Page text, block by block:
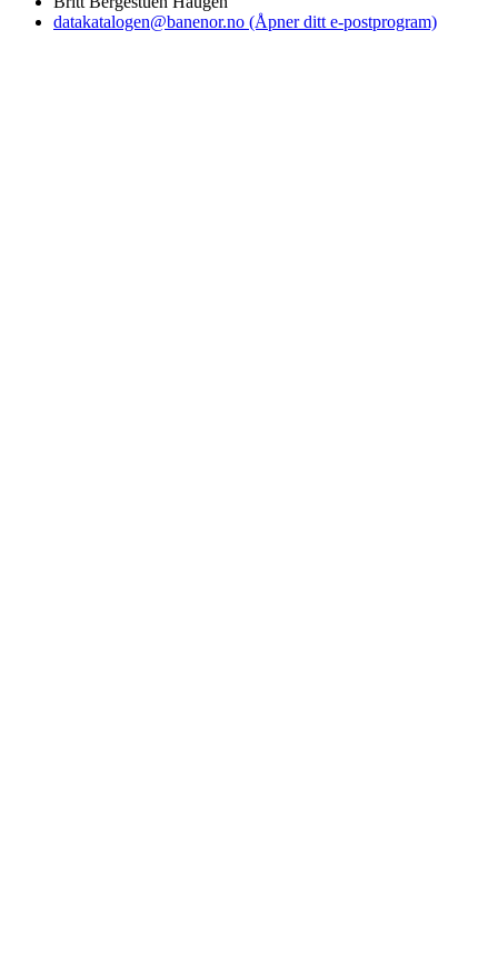
datakatalogen@banenor.no (Åpner ditt e-postprogram)